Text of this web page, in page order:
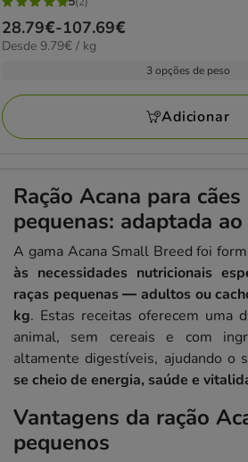
5
estrelas
com
avaliações
Preço
de
107.69€
28.79€-107.69€
9.79€
Desde 9.79€ / kg
3 opções de peso
Adicionar
Ração Acana para
pequenas: adaptada
A gama Acana Small Breed foi
às necessidades nutricionais
raças pequenas — adultos ou
kg. Estas receitas oferecem uma
animal, sem cereais e com
altamente digestíveis, ajudando o
se cheio de energia, saúde e
Vantagens da ração
pequenos